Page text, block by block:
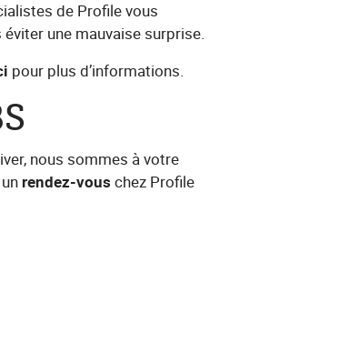
de Profile vous
une mauvaise surprise.
​ pour plus d’informations.
nous sommes à votre
rendez-vous​ chez Profile